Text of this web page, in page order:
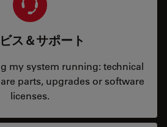
ス＆サポート
my system running: technical
parts, upgrades or software
licenses.